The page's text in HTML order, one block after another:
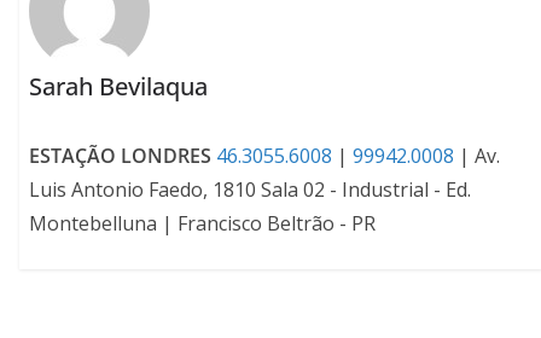
Sarah Bevilaqua
ESTAÇÃO LONDRES 46.3055.6008 |99942.0008 | Av.
Luis Antonio Faedo, 1810 Sala 02 - Industrial - Ed.
Montebelluna | Francisco Beltrão - PR